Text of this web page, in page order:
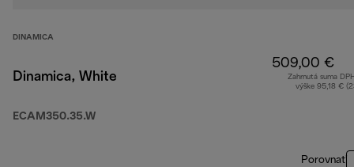
DINAMICA
Dinamica, White
ECAM350.35.W
509,00 €
Zahrnutá suma
výške 95,18 €
Porovnať